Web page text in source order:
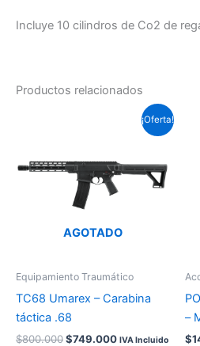
Incluye 10 cilindros de Co2 de
Productos relacionados
¡Oferta!
AGOTADO
Equipamiento Traumático
TC68 Umarex – Carabina
táctica .68
$800.000
$800.000.
$749.000
precio
$749.000.
IVA Incluido
–
$